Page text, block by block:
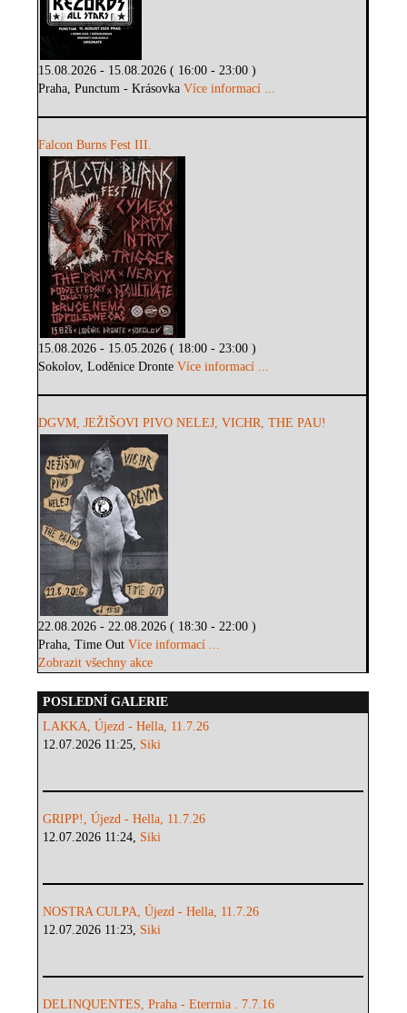
15.08.2026 - 15.08.2026 ( 16:00 - 23:00 )
Praha, Punctum - KrásovkaVíce informací ...
Falcon Burns Fest III.
15.08.2026 - 15.05.2026 ( 18:00 - 23:00 )
Sokolov, Loděnice DronteVíce informací ...
DGVM, JEŽIŠOVI PIVO NELEJ, VICHR, THE PAU!
22.08.2026 - 22.08.2026 ( 18:30 - 22:00 )
Praha, Time OutVíce informací ...
Zobrazit všechny akce
POSLEDNÍ GALERIE
LAKKA, Újezd - Hella, 11.7.26
12.07.2026 11:25, Siki
GRIPP!, Újezd - Hella, 11.7.26
12.07.2026 11:24, Siki
NOSTRA CULPA, Újezd - Hella, 11.7.26
12.07.2026 11:23, Siki
DELINQUENTES, Praha - Eterrnia . 7.7.16